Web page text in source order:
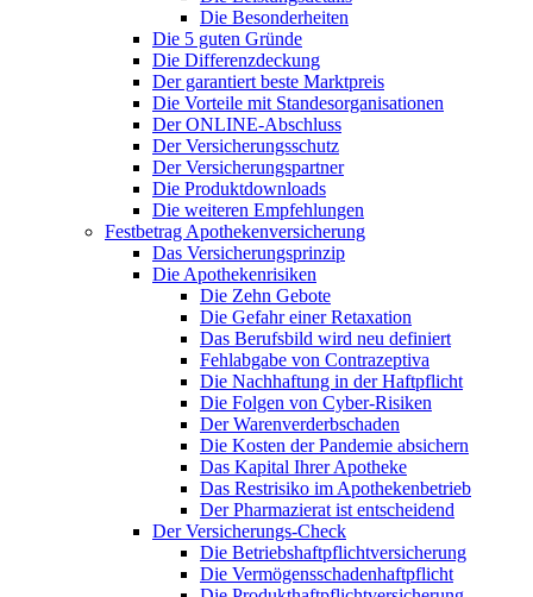
Die Besonderheiten
Die 5 guten Gründe
Die Differenzdeckung
Der garantiert beste Marktpreis
Die Vorteile mit Standesorganisationen
Der ONLINE-Abschluss
Der Versicherungsschutz
Der Versicherungspartner
Die Produktdownloads
Die weiteren Empfehlungen
Festbetrag Apothekenversicherung
Das Versicherungsprinzip
Die Apothekenrisiken
Die Zehn Gebote
Die Gefahr einer Retaxation
Das Berufsbild wird neu definiert
Fehlabgabe von Contrazeptiva
Die Nachhaftung in der Haftpflicht
Die Folgen von Cyber-Risiken
Der Warenverderbschaden
Die Kosten der Pandemie absichern
Das Kapital Ihrer Apotheke
Das Restrisiko im Apothekenbetrieb
Der Pharmazierat ist entscheidend
Der Versicherungs-Check
Die Betriebshaftpflichtversicherung
Die Vermögensschadenhaftpflicht